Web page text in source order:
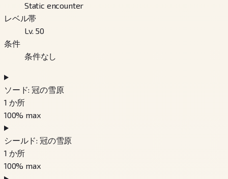
Static encounter
レベル帯
Lv. 50
条件
条件なし
ソード: 冠の雪原
1 か所
100% max
シールド: 冠の雪原
1 か所
100% max